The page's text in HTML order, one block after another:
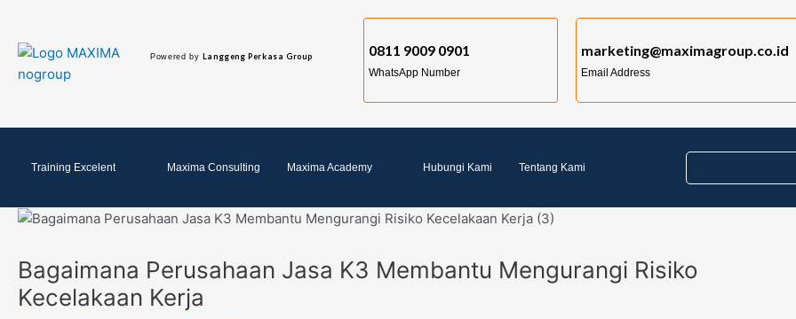
content
Powered by Langgeng Perkasa Group 0811 9009 0901
WhatsApp Number
marketing@maximagroup.co.id
Email Address
Training Excelent Maxima Consulting Maxima Academy Hubungi Kami Tentang Kami
Bagaimana Perusahaan Jasa K3 Membantu Mengurangi Risiko
Kecelakaan Kerja